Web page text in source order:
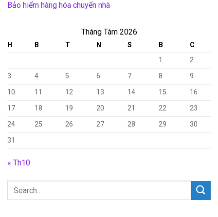
Bảo hiểm hàng hóa chuyển nhà
Tháng Tám 2026
H B T N S B
C
1
2
3
4 5 6 7 8
9
10
11 12 13 14 15
16
17
18 19 20 21 22
23
24
25 26 27 28 29
30
31
« Th10